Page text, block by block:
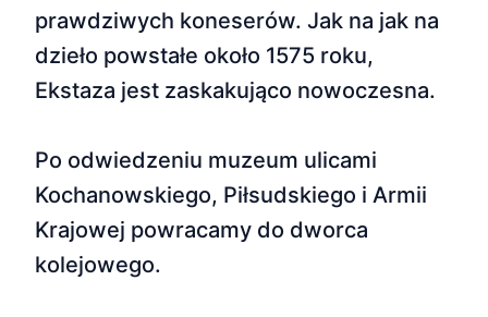
prawdziwych koneserów. Jak na jak na
dzieło powstałe około 1575 roku,
Ekstaza jest zaskakująco nowoczesna.
Po odwiedzeniu muzeum ulicami
Kochanowskiego, Piłsudskiego i Armii
Krajowej powracamy do dworca
kolejowego.